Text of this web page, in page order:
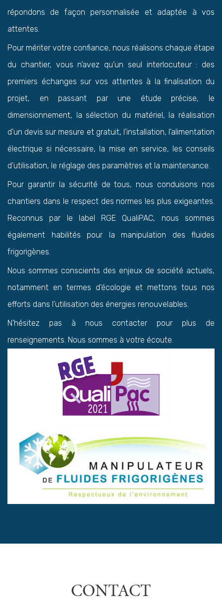
répondons de façon personnalisée et adaptée à vos
attentes.
Pour mériter votre confiance, nous réalisons chaque étape
du chantier, vous n’avez qu’un seul interlocuteur : des
premiers échanges sur vos attentes à la finalisation du
projet, en passant par une étude précise, le
dimensionnement, la sélection du matériel, la réalisation
d’un devis sur mesure et gratuit, l’installation, l’alimentation
électrique si nécessaire, la mise en service, les conseils
d’utilisation, le réglage des paramètres et la maintenance.
Pour garantir la sécurité de tous, nous conduisons nos
chantiers dans le respect des normes les plus exigeantes.
Reconnus par le label RGE QualiPAC, nous sommes
également habilités pour la manipulation des fluides
frigorigènes.
Nous sommes conscients des enjeux de société actuels,
notamment en termes d’écologie et mettons tous nos
efforts dans l’utilisation des énergies renouvelables.
N’hésitez pas à nous contacter pour plus de
renseignements. Nous sommes à votre écoute.
CONTACT